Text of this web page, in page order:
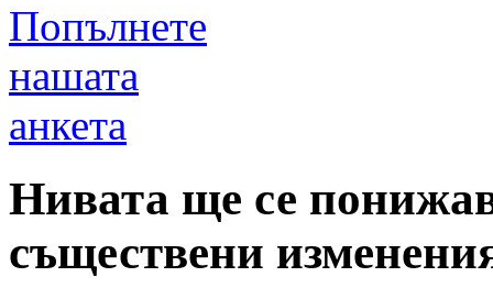
Попълнете
нашата
анкета
Нивата ще се
съществени